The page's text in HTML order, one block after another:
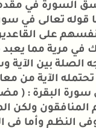
السورة في
قوله تعالى في
على
في مرية مما يعبد
بين الآية
الآية من
البقرة : (
المنافقون
النظم وأما في